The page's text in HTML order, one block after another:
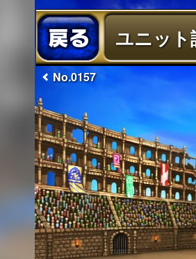
ユニット
No.0157